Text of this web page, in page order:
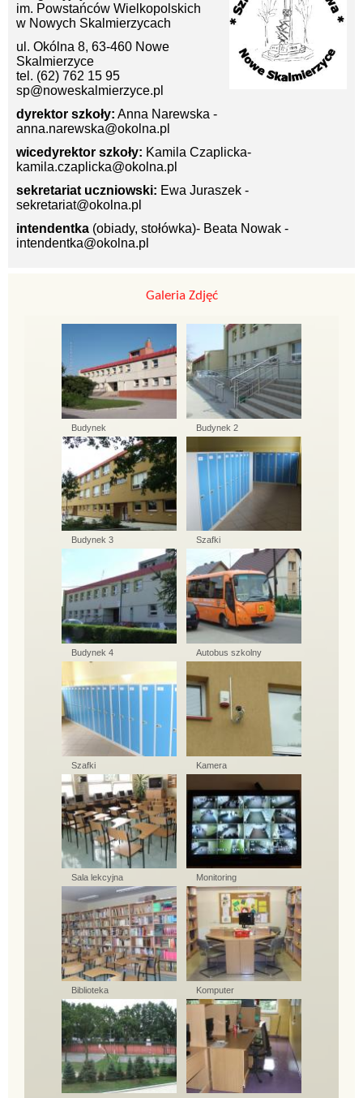
im. Powstańców Wielkopolskich
w Nowych Skalmierzycach
ul. Okólna 8, 63-460 Nowe
Skalmierzyce
tel. (62) 762 15 95
sp@noweskalmierzyce.pl
dyrektor szkoły: Anna Narewska -
anna.narewska@okolna.pl
wicedyrektor szkoły: Kamila Czaplicka-
kamila.czaplicka@okolna.pl
sekretariat uczniowski: Ewa Juraszek -
sekretariat@okolna.pl
intendentka (obiady, stołówka)- Beata Nowak -
intendentka@okolna.pl
Galeria Zdjęć
Budynek Budynek 2
Budynek 3 Szafki
Budynek 4 Autobus szkolny
Szafki Kamera
Sala lekcyjna Monitoring
Biblioteka Komputer